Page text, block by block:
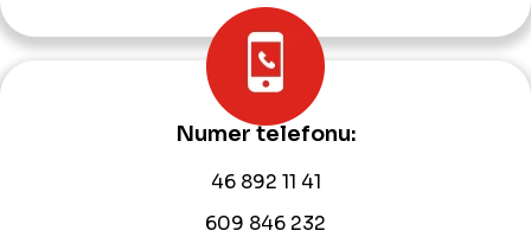
Numer telefonu:
46 892 11 41
609 846 232